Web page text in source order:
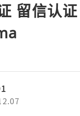
留信认